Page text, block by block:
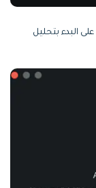
على البدء بتحليل